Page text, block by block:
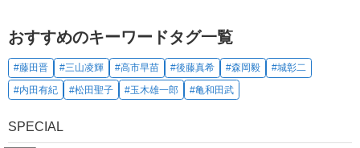
おすすめのキーワードタグ一覧
#藤田晋 #三山凌輝 #高市早苗 #後藤真希 #森岡毅
#城彰二
#内田有紀
#松田聖子 #玉木雄一郎 #亀和田武
SPECIAL